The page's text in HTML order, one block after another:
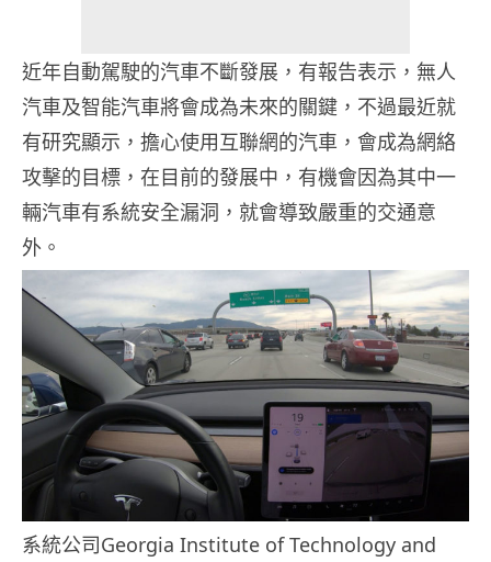
近年自動駕駛的汽車不斷發展，有報告表示，無人
汽車及智能汽車將會成為未來的關鍵，不過最近就
有研究顯示，擔心使用互聯網的汽車，會成為網絡
攻擊的目標，在目前的發展中，有機會因為其中一
輛汽車有系統安全漏洞，就會導致嚴重的交通意
外。
系統公司Georgia Institute of Technology and